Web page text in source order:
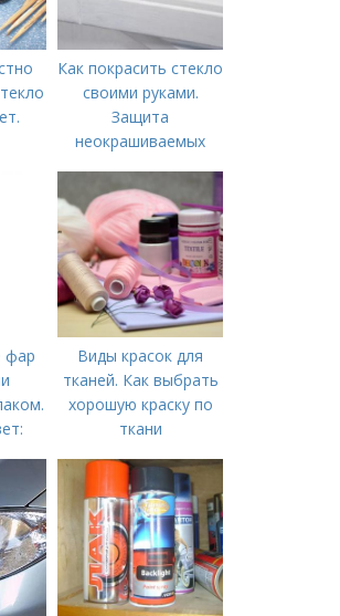
Как покрасить стекло
своими руками.
Защита
неокрашиваемых
фар
Виды красок для
тканей. Как выбрать
хорошую краску по
ткани